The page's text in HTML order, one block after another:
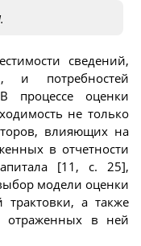
сведений,
и потребностей
процессе оценки
не только
влияющих на
в отчетности
[11, с. 25],
модели оценки
а также
отраженных в ней